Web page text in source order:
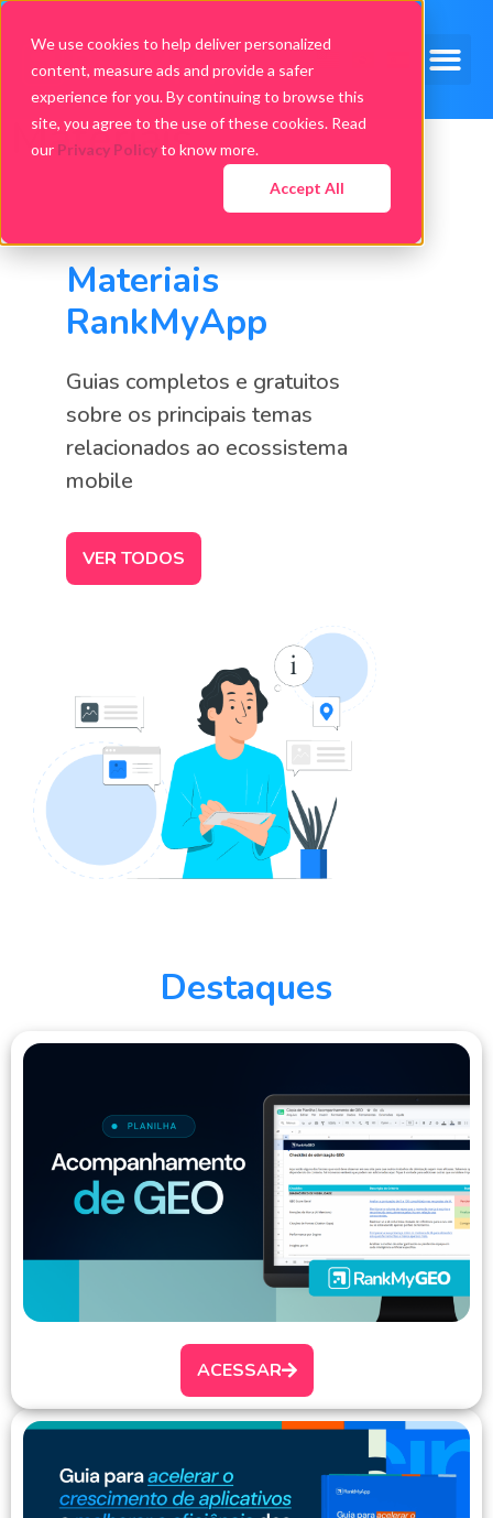
We use cookies to help deliver personalized
content, measure ads and provide a safer
experience for you. By continuing to browse this
site, you agree to the use of these cookies. Read
our Privacy Policyto know more.
Accept All
Materiais
Materiais
RankMyApp
Guias completos e gratuitos
sobre os principais temas
relacionados ao ecossistema
mobile
VER TODOS
Destaques
ACESSAR